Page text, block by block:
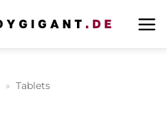
» Tablets